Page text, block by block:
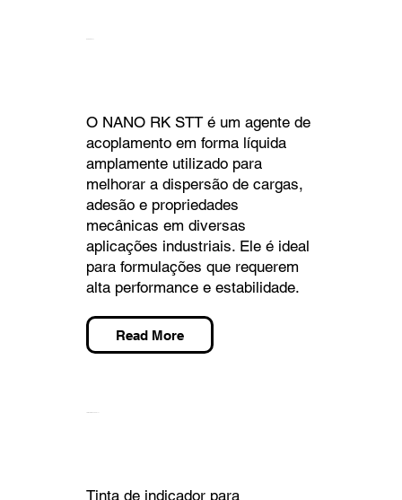
O NANO RK STT é um agente de
acoplamento em forma líquida
amplamente utilizado para
melhorar a dispersão de cargas,
adesão e propriedades
mecânicas em diversas
aplicações industriais. Ele é ideal
para formulações que requerem
alta performance e estabilidade.
Read More
Tinta de indicador para